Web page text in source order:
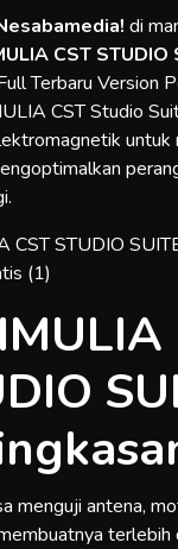
di
CST STUDIO
Terbaru Version
CST Studio
untuk
menguji antena,
terlebih